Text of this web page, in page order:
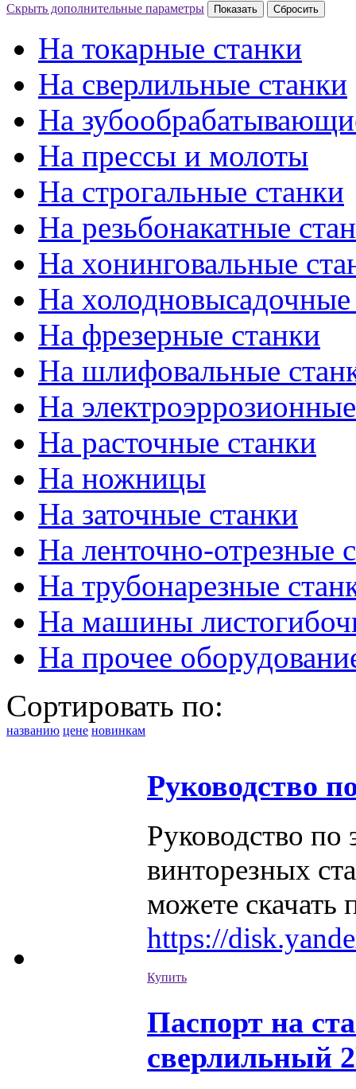
Скрыть дополнительные параметры
На токарные станки
На сверлильные станки
На
На прессы и молоты
На строгальные станки
На резьбонакатные
На хонинговальные
На холодновысадочные
На фрезерные станки
На шлифовальные
На
На расточные станки
На ножницы
На заточные станки
На ленточно-отрезные
На трубонарезные
На машины
На прочее
Сортировать по:
названию цене новинкам
Руководство
Руководство по
винторезных
можете скачать
https://
Купить
Паспорт на
сверлильный